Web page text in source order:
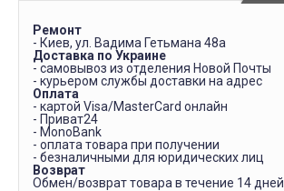
Ремонт
- Киев, ул. Вадима Гетьмана 48а
Доставка по Украине
- самовывоз из отделения Новой Почты
- курьером службы доставки на адрес
Оплата
- картой Visa/MasterCard онлайн
- Приват24
- MonoBank
- оплата товара при получении
- безналичными для юридических лиц
Возврат
Обмен/возврат товара в течение 14 дней.